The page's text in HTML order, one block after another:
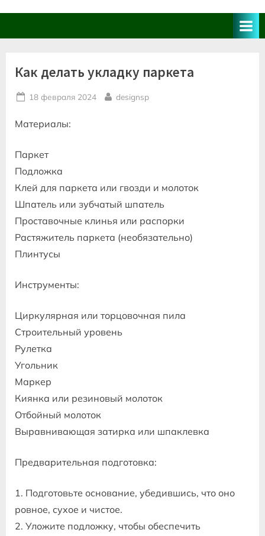
Как делать укладку паркета
Posted
18 февраля 2024 By
designsp
Материалы:
Паркет
Подложка
Клей для паркета или гвозди и молоток
Шпатель или зубчатый шпатель
Проставочные клинья или распорки
Растяжитель паркета (необязательно)
Плинтусы
Инструменты:
Циркулярная или торцовочная пила
Строительный уровень
Рулетка
Угольник
Маркер
Киянка или резиновый молоток
Отбойный молоток
Выравнивающая затирка или шпаклевка
Предварительная подготовка:
1. Подготовьте основание, убедившись, что оно
ровное, сухое и чистое.
2. Уложите подложку, чтобы обеспечить